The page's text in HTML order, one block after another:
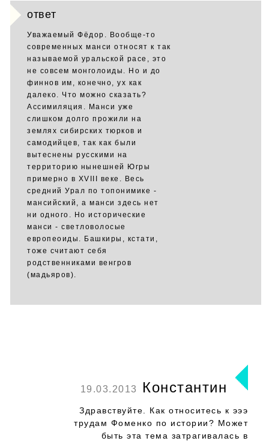
ответ
Уважаемый Фёдор. Вообще-то
современных манси относят к так
называемой уральской расе, это
не совсем монголоиды. Но и до
финнов им, конечно, ух как
далеко. Что можно сказать?
Ассимиляция. Манси уже
слишком долго прожили на
землях сибирских тюрков и
самодийцев, так как были
вытеснены русскими на
территорию нынешней Югры
примерно в XVIII веке. Весь
средний Урал по топонимике -
мансийский, а манси здесь нет
ни одного. Но исторические
манси - светловолосые
европеоиды. Башкиры, кстати,
тоже считают себя
родственниками венгров
(мадьяров).
19.03.2013 Константин
Здравствуйте. Как относитесь к эээ
трудам Фоменко по истории? Может
быть эта тема затрагивалась в